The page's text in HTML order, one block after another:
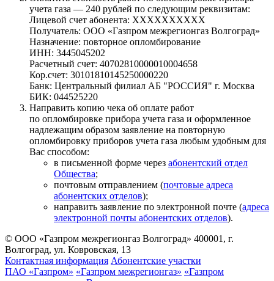
учета газа — 240 рублей по следующим реквизитам:
Лицевой счет абонента: ХХХХХХХХХХ
Получатель: ООО «Газпром межрегионгаз Волгоград»
Назначение: повторное опломбирование
ИНН: 3445045202
Расчетный счет: 40702810000010004658
Кор.счет: 30101810145250000220
Банк: Центральный филиал АБ "РОССИЯ" г. Москва
БИК: 044525220
Направить копию чека об оплате работ
по опломбировке прибора учета газа и оформленное
надлежащим образом заявление на повторную
опломбировку приборов учета газа любым удобным для
Вас способом:
в письменной форме через абонентский отдел
Общества;
почтовым отправлением (почтовые адреса
абонентских отделов);
направить заявление по электронной почте (адреса
электронной почты абонентских отделов).
© ООО «Газпром межрегионгаз Волгоград» 400001, г.
Волгоград, ул. Ковровская, 13
Контактная информация Абонентские участки
ПАО «Газпром» «Газпром межрегионгаз» «Газпром